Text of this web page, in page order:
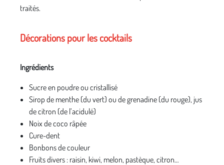
traités.
Décorations pour les cocktails
Ingrédients
Sucre en poudre ou cristallisé
Sirop de menthe (du vert) ou de grenadine (du rouge), jus
de citron (de l’acidulé)
Noix de coco râpée
Cure-dent
Bonbons de couleur
Fruits divers : raisin, kiwi, melon, pastèque, citron…